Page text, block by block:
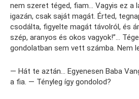
nem szeret téged, fiam… Vagyis ez a
igazán, csak saját magát. Érted,
csodálta, figyelte magát távolról, és
szép, aranyos és okos vagyok!”…
gondolatban sem vett számba. Nem
— Hát te aztán… Egyenesen Baba
a fia. — Tényleg így gondolod?